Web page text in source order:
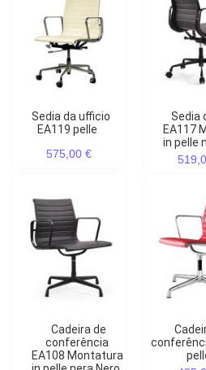
Sedia da ufficio
EA119 pelle
575,00 €
Sedia da ufficio
EA117
in pelle
Cadeira de
conferência
EA108 Montatura
Cadeira de